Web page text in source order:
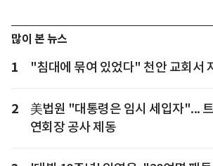
많이 본 뉴스
1 "침대에 묶여 있었다" 천안 교회서
2
美법원 "대통령은 임시 세입자"...
연회장 공사 제동